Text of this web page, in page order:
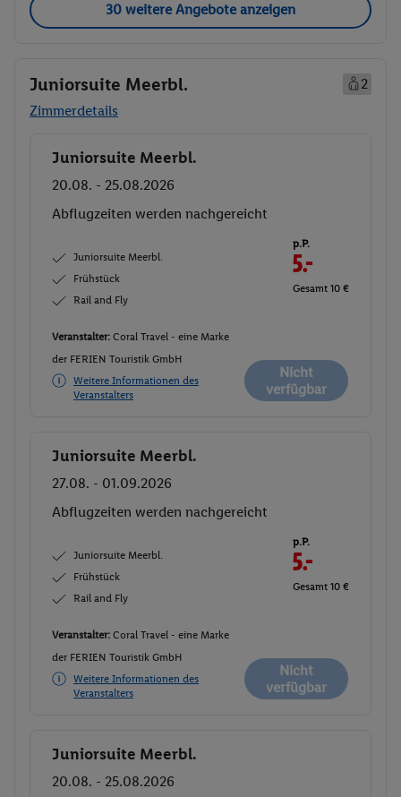
30 weitere Angebote anzeigen
Juniorsuite Meerbl.
2
Zimmerdetails
Buchen
Juniorsuite Meerbl.
20.08. - 25.08.2026
Abflugzeiten werden nachgereicht
Juniorsuite Meerbl.
Frühstück
Rail and Fly
p.P.
5.-
Gesamt 10 €
Veranstalter: Coral Travel - eine Marke
der FERIEN Touristik GmbH
Weitere Informationen des
Veranstalters
Nicht
verfügbar
Buchen
Juniorsuite Meerbl.
27.08. - 01.09.2026
Abflugzeiten werden nachgereicht
Juniorsuite Meerbl.
Frühstück
Rail and Fly
p.P.
5.-
Gesamt 10 €
Veranstalter: Coral Travel - eine Marke
der FERIEN Touristik GmbH
Weitere Informationen des
Veranstalters
Nicht
verfügbar
Buchen
Juniorsuite Meerbl.
20.08. - 25.08.2026